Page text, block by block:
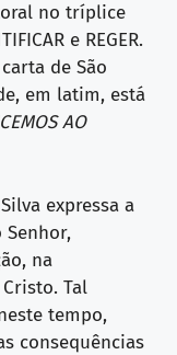
no tríplice
e REGER.
de São
em latim, está
AO
expressa a
Senhor,
na
Tal
tempo,
consequências